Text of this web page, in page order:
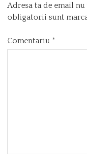
Adresa ta de email
obligatorii sunt
Comentariu *